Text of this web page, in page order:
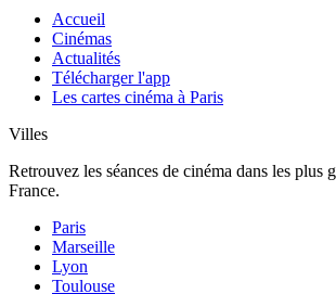
Accueil
Cinémas
Actualités
Télécharger l'app
Les cartes cinéma à Paris
Villes
Retrouvez les séances de cinéma dans les plus
France.
Paris
Marseille
Lyon
Toulouse